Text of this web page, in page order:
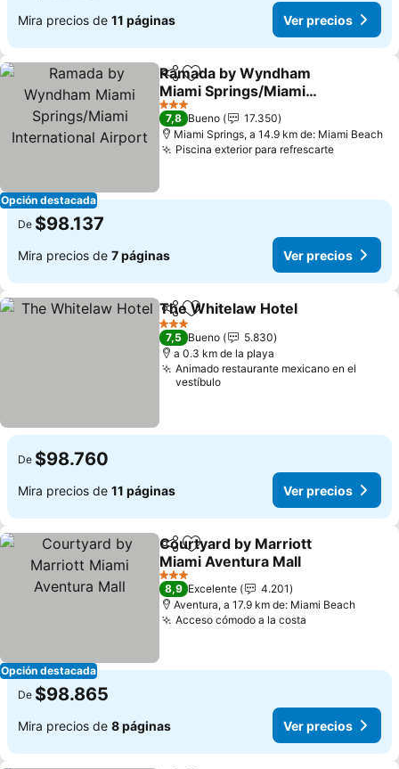
Mira precios de 11 páginas Ver precios
Opción destacada
CompartirAgregar a favoritos
Ramada by Wyndham
Miami Springs/Miami
International Airport
Ver precios
3 Estrellas
7,8 Bueno
17.350
Miami Springs, a 14.9 km de: Miami Beach
Piscina exterior para refrescarteVer
De $98.137
Mira precios de 7 páginas Ver precios
Compartir
Agregar a favoritos
The Whitelaw Hotel
3 Estrellas
7,5 Bueno
5.830
a 0.3 km de la playa
Animado restaurante mexicano en el
vestíbulo
De $98.760
Mira precios de 11 páginas Ver precios
Opción destacada
CompartirAgregar a favoritos
Courtyard by Marriott
Miami Aventura Mall
Ver precios
3 Estrellas
8,9 Excelente
4.201
Aventura, a 17.9 km de: Miami Beach
Acceso cómodo a la costa
De $98.865
Mira precios de 8 páginas Ver precios